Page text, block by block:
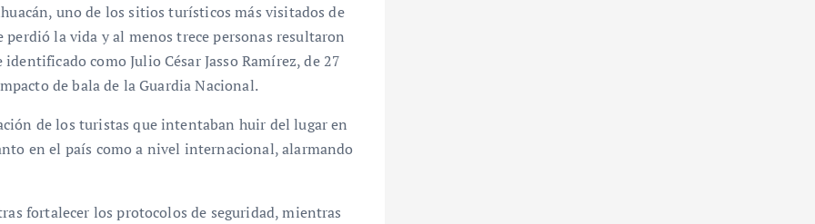
uno de los sitios turísticos más visitados de
la vida y al menos trece personas resultaron
como Julio César Jasso Ramírez, de 27
de bala de la Guardia Nacional.
de los turistas que intentaban huir del lugar en
en el país como a nivel internacional, alarmando
fortalecer los protocolos de seguridad, mientras